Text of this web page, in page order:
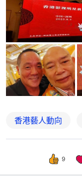
香港藝人動向
9